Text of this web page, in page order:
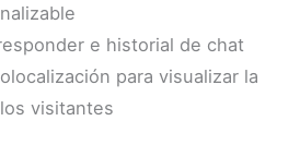
e historial de chat
para visualizar la
visitantes